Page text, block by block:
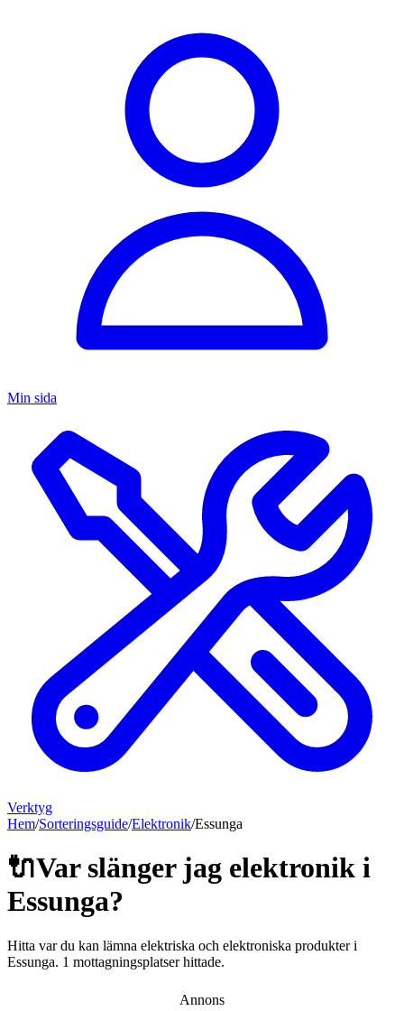
Min sida
Verktyg
Hem/Sorteringsguide/Elektronik/Essunga
🔌Var slänger jag elektronik i
Essunga?
Hitta var du kan lämna elektriska och elektroniska produkteri
Essunga. 1 mottagningsplatser hittade.
Annons